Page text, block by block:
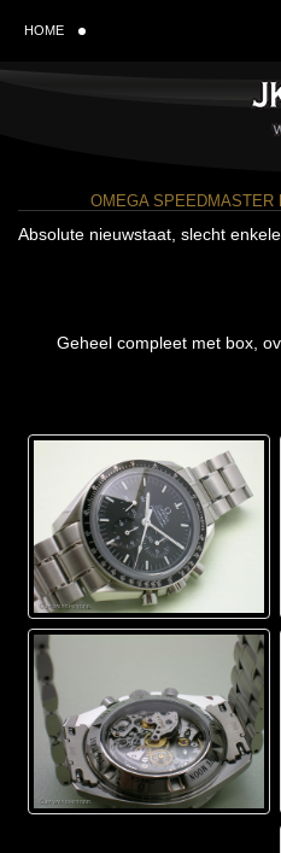
HOME
OMEGA SPEEDMASTER
Absolute nieuwstaat, slecht
Geheel compleet met box,